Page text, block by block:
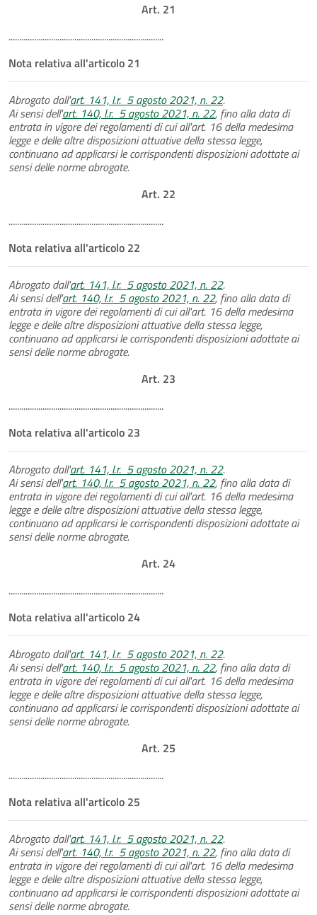
Art. 21
.........................................................................
Nota relativa all'articolo 21
Abrogato dall'art. 141, l.r. 5 agosto 2021, n. 22.
Ai sensi dell'art. 140, l.r. 5 agosto 2021, n. 22, fino alla data di
entrata in vigore dei regolamenti di cui all'art. 16 della medesima
legge e delle altre disposizioni attuative della stessa legge,
continuano ad applicarsi le corrispondenti disposizioni adottate ai
sensi delle norme abrogate.
Art. 22
.........................................................................
Nota relativa all'articolo 22
Abrogato dall'art. 141, l.r. 5 agosto 2021, n. 22.
Ai sensi dell'art. 140, l.r. 5 agosto 2021, n. 22, fino alla data di
entrata in vigore dei regolamenti di cui all'art. 16 della medesima
legge e delle altre disposizioni attuative della stessa legge,
continuano ad applicarsi le corrispondenti disposizioni adottate ai
sensi delle norme abrogate.
Art. 23
.........................................................................
Nota relativa all'articolo 23
Abrogato dall'art. 141, l.r. 5 agosto 2021, n. 22.
Ai sensi dell'art. 140, l.r. 5 agosto 2021, n. 22, fino alla data di
entrata in vigore dei regolamenti di cui all'art. 16 della medesima
legge e delle altre disposizioni attuative della stessa legge,
continuano ad applicarsi le corrispondenti disposizioni adottate ai
sensi delle norme abrogate.
Art. 24
.........................................................................
Nota relativa all'articolo 24
Abrogato dall'art. 141, l.r. 5 agosto 2021, n. 22.
Ai sensi dell'art. 140, l.r. 5 agosto 2021, n. 22, fino alla data di
entrata in vigore dei regolamenti di cui all'art. 16 della medesima
legge e delle altre disposizioni attuative della stessa legge,
continuano ad applicarsi le corrispondenti disposizioni adottate ai
sensi delle norme abrogate.
Art. 25
.........................................................................
Nota relativa all'articolo 25
Abrogato dall'art. 141, l.r. 5 agosto 2021, n. 22.
Ai sensi dell'art. 140, l.r. 5 agosto 2021, n. 22, fino alla data di
entrata in vigore dei regolamenti di cui all'art. 16 della medesima
legge e delle altre disposizioni attuative della stessa legge,
continuano ad applicarsi le corrispondenti disposizioni adottate ai
sensi delle norme abrogate.